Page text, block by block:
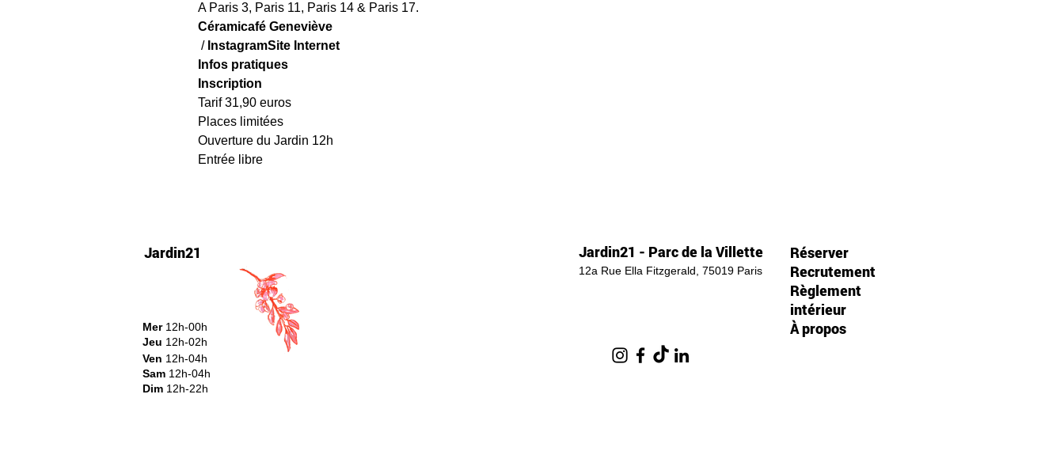
A Paris 3, Paris 11, Paris 14 & Paris 17.
Céramicafé Geneviève
/ InstagramSite Internet
Infos pratiques
Inscription
Tarif 31,90 euros
Places limitées
Ouverture du Jardin 12h
Entrée libre
Jardin21
Mer12h-00h
Jeu 12h-02h
Ven 12h-04h
Sam 12h-04h
Dim 12h-22h​
Jardin21 - Parc de la Villette
12a Rue Ella Fitzgerald, 75019 Paris
Réserver
Recrutement
Règlement
intérieur
À propos